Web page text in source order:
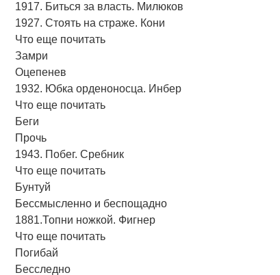
1917. Биться за власть. Милюков
1927. Стоять на страже. Кони
Что еще почитать
Замри
Оцепенев
1932. Юбка орденоносца. Инбер
Что еще почитать
Беги
Прочь
1943. Побег. Сребник
Что еще почитать
Бунтуй
Бессмысленно и беспощадно
1881.Топни ножкой. Фигнер
Что еще почитать
Погибай
Бесследно